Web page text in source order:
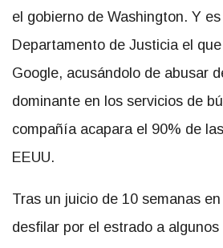
el gobierno de Washington. Y
Departamento de Justicia el
Google, acusándolo de abusar
dominante en los servicios de
compañía acapara el 90% de
EEUU.
Tras un juicio de 10 semanas
desfilar por el estrado a